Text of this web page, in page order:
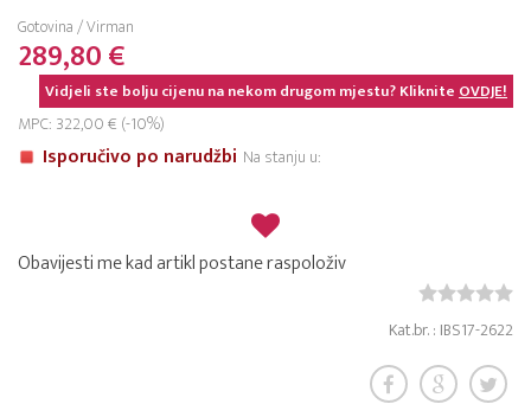
Gotovina / Virman
289,80 €
Vidjeli ste bolju cijenu na nekom drugom mjestu? KlikniteOVDJE!
MPC: 322,00 € (-10%)
Isporučivo po narudžbi Na stanju u:
Obavijesti me kad artikl postane raspoloživ
Kat.br. : IBS17-2622